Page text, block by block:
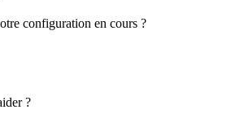
configuration en cours ?
?